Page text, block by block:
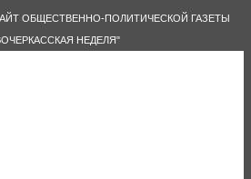
ОБЩЕСТВЕННО-ПОЛИТИЧЕСКОЙ ГАЗЕТЫ
НЕДЕЛЯ"